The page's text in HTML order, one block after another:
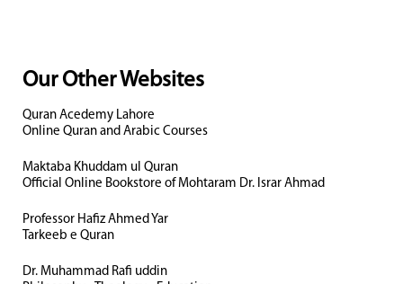
Our Other Websites
Quran Acedemy Lahore
Online Quran and Arabic Courses
Maktaba Khuddam ul Quran
Official Online Bookstore of Mohtaram Dr. Israr Ahmad
Professor Hafiz Ahmed Yar
Tarkeeb e Quran
Dr. Muhammad Rafi uddin